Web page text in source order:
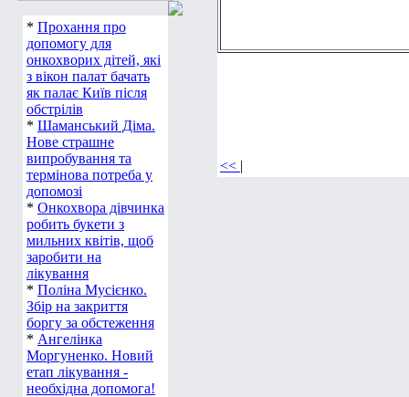
* Прохання про
допомогу для
онкохворих дітей, які
з вікон палат бачать
як палає Київ після
обстрілів
* Шаманський Діма.
Нове страшне
випробування та
термінова потреба у
допомозі
* Онкохвора дівчинка
робить букети з
мильних квітів, щоб
заробити на
лікування
* Поліна Мусієнко.
Збір на закриття
боргу за обстеження
* Ангелінка
Моргуненко. Новий
етап лікування -
необхідна допомога!
<< |